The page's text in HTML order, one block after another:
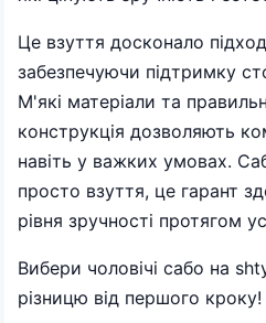
Це взуття досконало
забезпечуючи підтримку
М'які матеріали та
конструкція дозволяють
навіть у важких умовах.
просто взуття, це гарант
рівня зручності протягом
Вибери чоловічі сабо на
різницю від першого кроку!